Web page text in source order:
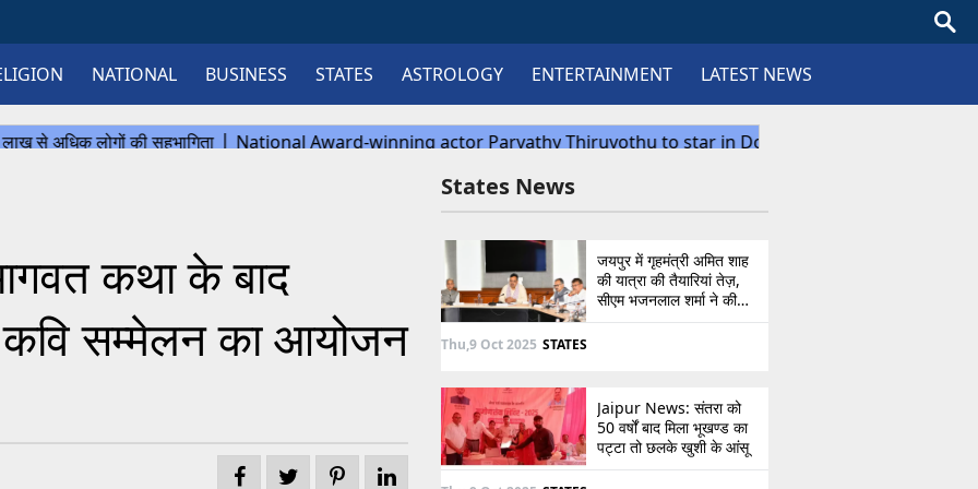
NATIONAL BUSINESS STATES ASTROLOGY ENTERTAINMENT LATEST NEWS
कथा के बाद
कवि सम्मेलन का आयोजन
States News
जयपुर में गृहमंत्री अमित शाह
की यात्रा की तैयारियां तेज़,
सीएम भजनलाल शर्मा ने की
उच्चस्तरीय बैठक
Thu,9 Oct 2025 STATES
Jaipur News: संतरा को
50 वर्षों बाद मिला भूखण्ड का
पट्टा तो छलके खुशी के आंसू